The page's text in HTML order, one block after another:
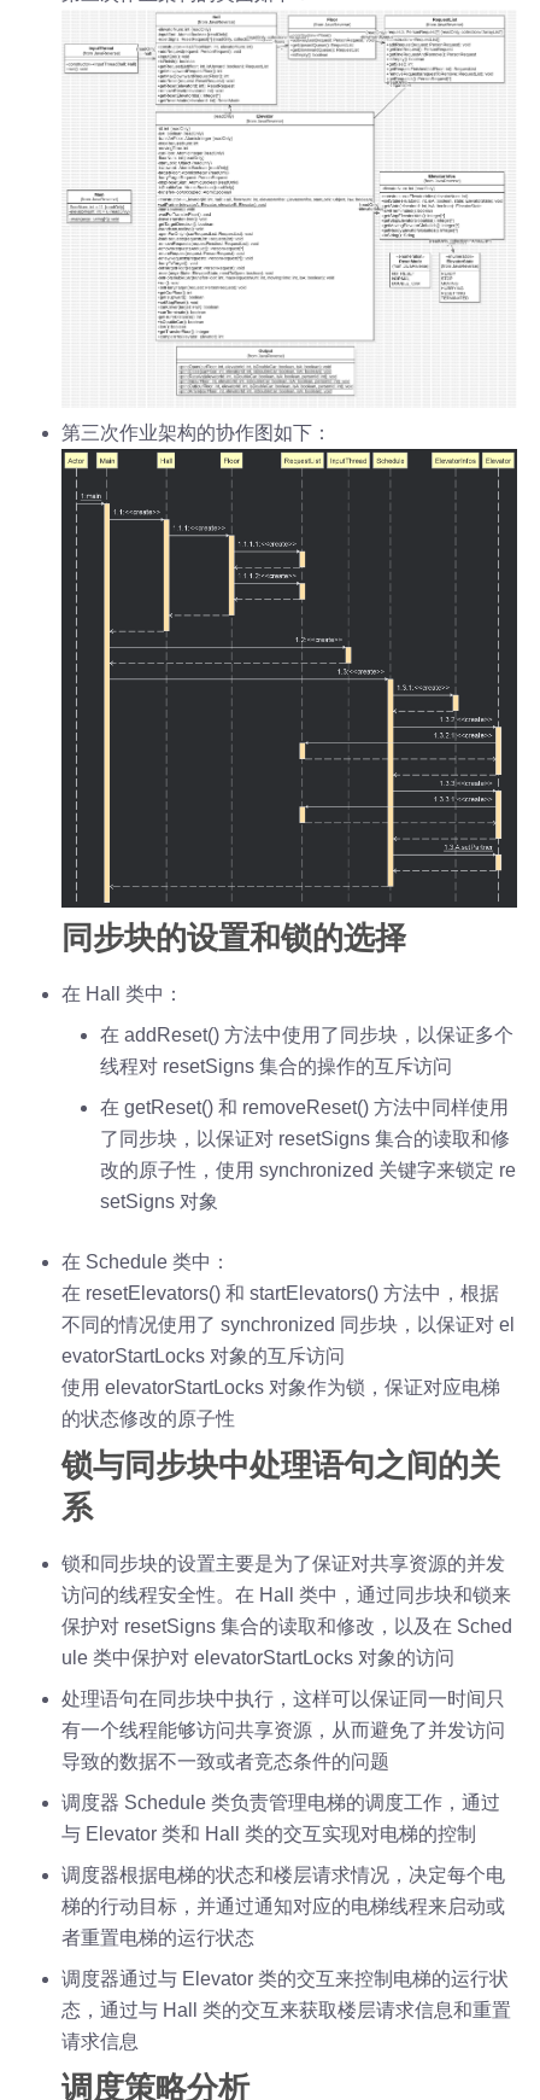
第三次作业架构的协作图如下：
同步块的设置和锁的选择
在 Hall 类中：
在 addReset() 方法中使用了同步块，以保证多个
线程对 resetSigns 集合的操作的互斥访问
在 getReset() 和 removeReset() 方法中同样使用
了同步块，以保证对 resetSigns 集合的读取和修
改的原子性，使用 synchronized 关键字来锁定 re
setSigns 对象
在 Schedule 类中：
在 resetElevators() 和 startElevators() 方法中，根据
不同的情况使用了 synchronized 同步块，以保证对 el
evatorStartLocks 对象的互斥访问
使用 elevatorStartLocks 对象作为锁，保证对应电梯
的状态修改的原子性
锁与同步块中处理语句之间的关
系
锁和同步块的设置主要是为了保证对共享资源的并发
访问的线程安全性。在 Hall 类中，通过同步块和锁来
保护对 resetSigns 集合的读取和修改，以及在 Sched
ule 类中保护对 elevatorStartLocks 对象的访问
处理语句在同步块中执行，这样可以保证同一时间只
有一个线程能够访问共享资源，从而避免了并发访问
导致的数据不一致或者竞态条件的问题
调度器 Schedule 类负责管理电梯的调度工作，通过
与 Elevator 类和 Hall 类的交互实现对电梯的控制
调度器根据电梯的状态和楼层请求情况，决定每个电
梯的行动目标，并通过通知对应的电梯线程来启动或
者重置电梯的运行状态
调度器通过与 Elevator 类的交互来控制电梯的运行状
态，通过与 Hall 类的交互来获取楼层请求信息和重置
请求信息
调度策略分析